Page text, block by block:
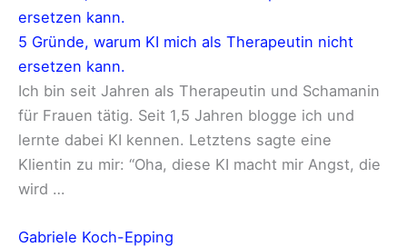
ersetzen kann.
5 Gründe, warum KI mich als Therapeutin nicht
ersetzen kann.
Ich bin seit Jahren als Therapeutin und Schamanin
für Frauen tätig. Seit 1,5 Jahren blogge ich und
lernte dabei KI kennen. Letztens sagte eine
Klientin zu mir: “Oha, diese KI macht mir Angst, die
wird …
Gabriele Koch-Epping